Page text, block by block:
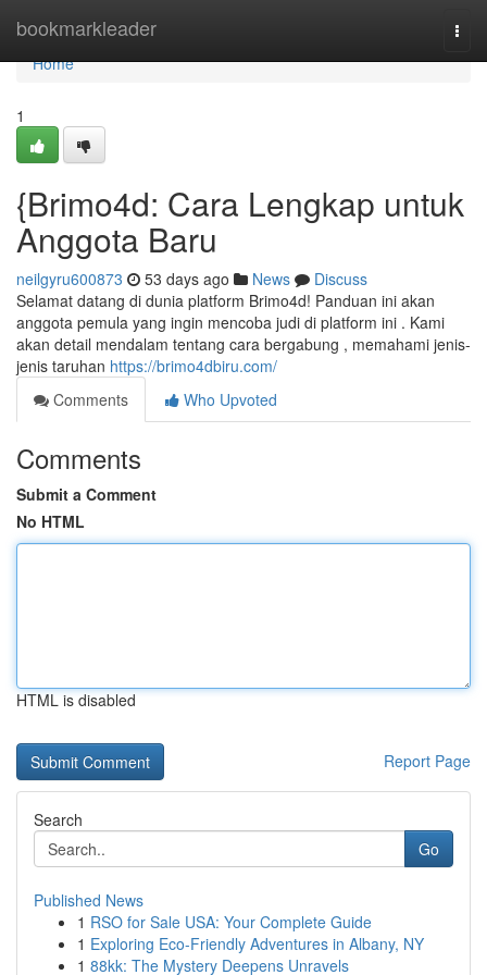
bookmarkleader
Home
Home
1
{Brimo4d: Cara Lengkap untuk
Anggota Baru
neilgyru600873 53 days ago News
Discuss
Selamat datang di dunia platform Brimo4d! Panduan ini akan
anggota pemula yang ingin mencoba judi di platform ini . Kami
akan detail mendalam tentang cara bergabung , memahami jenis-
jenis taruhan https://brimo4dbiru.com/
Comments
Who Upvoted
Comments
Submit a Comment
No HTML
HTML is disabled
Report Page
Search
Go
Published News
1 RSO for Sale USA: Your Complete Guide
1 Exploring Eco-Friendly Adventures in Albany, NY
1 88kk: The Mystery Deepens Unravels